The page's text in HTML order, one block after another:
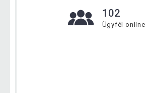
102
Ügyfél online